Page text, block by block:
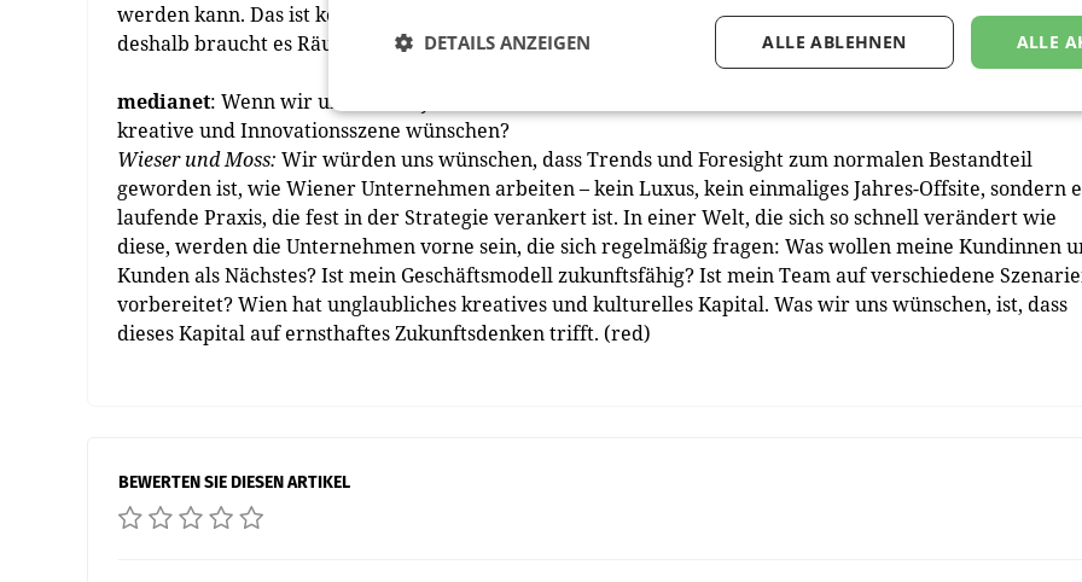
werden kann. Das ist kein blinder Optimismus sondern die Grundprämisse von Foresight-Arbeit. Und
deshalb braucht es Räume wie diesen.
medianet: Wenn wir uns in fünf Jahren hier wiedertreffen würden — was würden Sie sich für Wiens
kreative und Innovationsszene wünschen?
Wieser und Moss: Wir würden uns wünschen, dass Trends und Foresight zum normalen Bestandteil
geworden ist, wie Wiener Unternehmen arbeiten – kein Luxus, kein einmaliges Jahres-Offsite, sondern
laufende Praxis, die fest in der Strategie verankert ist. In einer Welt, die sich so schnell verändert wie
diese, werden die Unternehmen vorne sein, die sich regelmäßig fragen: Was wollen meine Kundinnen
Kunden als Nächstes? Ist mein Geschäftsmodell zukunftsfähig? Ist mein Team auf verschiedene
vorbereitet? Wien hat unglaubliches kreatives und kulturelles Kapital. Was wir uns wünschen, ist, dass
dieses Kapital auf ernsthaftes Zukunftsdenken trifft. (red)
BEWERTEN SIE DIESEN ARTIKEL
ALLE
ALLE ABLEHNEN
DETAILS ANZEIGEN